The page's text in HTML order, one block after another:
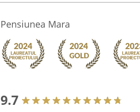
Pensiunea Mara
9.7